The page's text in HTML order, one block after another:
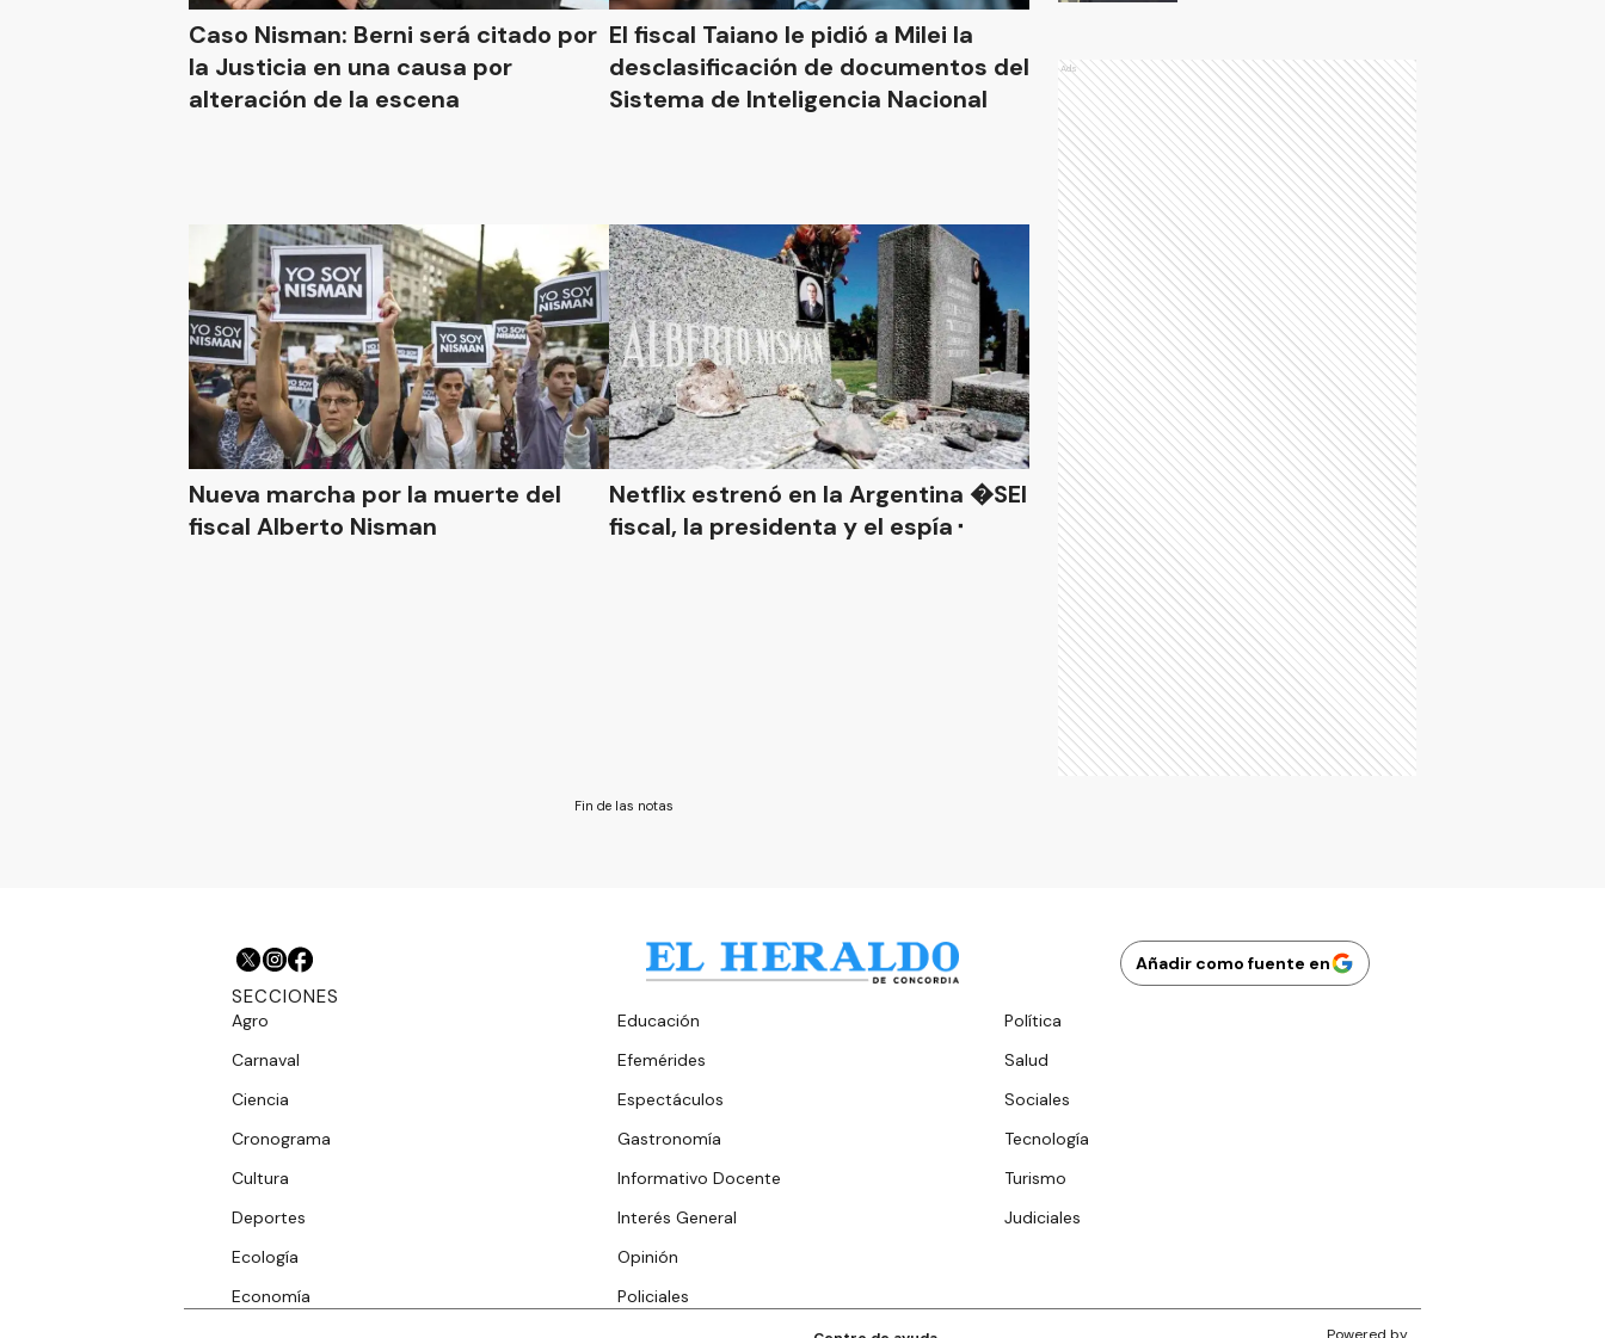
Caso Nisman: Berni será citado por
la Justicia en una causa por
alteración de la escena
El fiscal Taiano le pidió a Milei la
desclasificación de documentos del
Sistema de Inteligencia Nacional
Nueva marcha por la muerte del
fiscal Alberto Nisman
Netflix estrenó en la Argentina �SEl
fiscal, la presidenta y el espía⬝
Fin de las notas
de Entre Ríos
Ads
Añadir como fuente en
SECCIONES
Agro
Carnaval
Ciencia
Cronograma
Cultura
Deportes
Ecología
Economía
Educación
Efemérides
Espectáculos
Gastronomía
Informativo Docente
Interés General
Opinión
Policiales
Política
Salud
Sociales
Tecnología
Turismo
Judiciales